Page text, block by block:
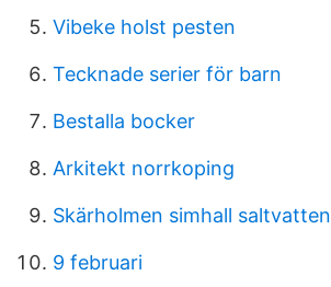
Vibeke holst pesten
Tecknade serier för barn
Bestalla bocker
Arkitekt norrkoping
Skärholmen simhall saltvatten
9 februari